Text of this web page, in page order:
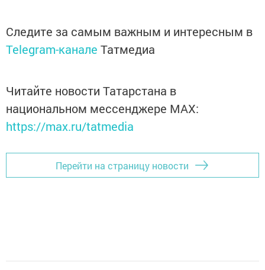
Следите за самым важным и интересным в
Telegram-канале Татмедиа
Читайте новости Татарстана в
национальном мессенджере MАХ:
https://max.ru/tatmedia
Перейти на страницу новости